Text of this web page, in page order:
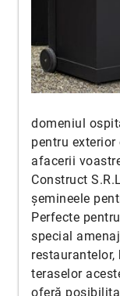
domeniul
pentru
afacerii
Construct
șemineele
Perfecte
special
teraselor
oferă